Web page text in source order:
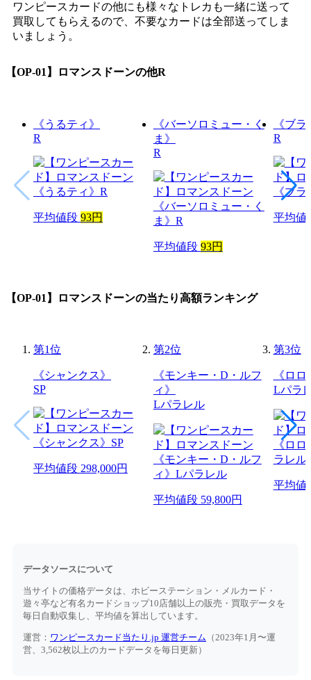
ワンピースカードの他にも様々なトレカも一緒に送って
買取してもらえるので、不要なカードは全部送ってしま
いましょう。
【OP-01】ロマンスドーンの他R
《うるティ》
R
平均値段 93円
《バーソロミュー・く
ま》
R
平均値段 93円
《ブ
R
平均値
【OP-01】ロマンスドーンの当たり高額ランキング
第1位
《シャンクス》
SP
平均値段 298,000円
第2位
《モンキー・D・ルフ
ィ》
Lパラレル
平均値段59,800円
第3位
《ロ
Lパラ
平均値
データソースについて
当サイトの価格データは、ホビーステーション・メルカード・
遊々亭など有名カードショップ10店舗以上の販売・買取データを
毎日自動収集し、平均値を算出しています。
運営： ワンピースカード当たり.jp 運営チーム （2023年1月〜運
営、3,562枚以上のカードデータを毎日更新）